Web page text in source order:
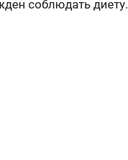
соблюдать диету.